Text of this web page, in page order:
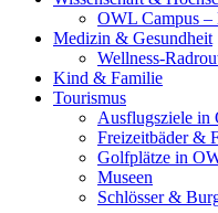
OWL Campus
Medizin & Gesundheit
Wellness-
Kind & Familie
Tourismus
Ausflugsziele in
Freizeitbäder &
Golfplätze in
Museen
Schlösser &